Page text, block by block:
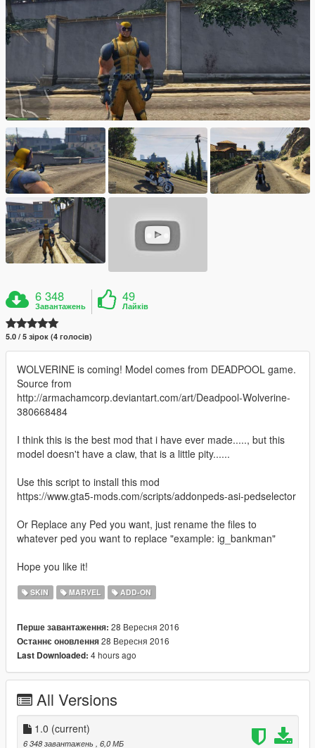
6 348
Завантажень
49
Лайків
5.0 / 5 зірок (4 голосів)
WOLVERINE is coming! Model comes from DEADPOOL game.
Source from
http://armachamcorp.deviantart.com/art/Deadpool-Wolverine-
380668484
I think this is the best mod that i have ever made....., but this
model doesn't have a claw, that is a little pity......
Use this script to install this mod
https://www.gta5-mods.com/scripts/addonpeds-asi-pedselector
Or Replace any Ped you want, just rename the files to
whatever ped you want to replace "example: ig_bankman"
Hope you like it!
SKIN MARVEL ADD-ON
Перше завантаження: 28 Вересня 2016
Останнє оновлення28 Вересня 2016
Last Downloaded: 4 hours ago
All Versions
1.0 (current)
6 348 завантажень , 6,0 МБ